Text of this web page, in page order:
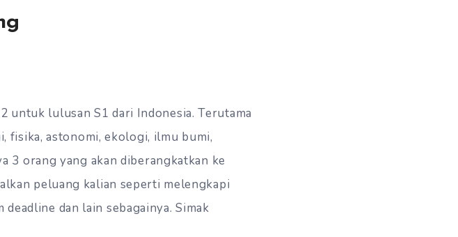
untuk lulusan S1 dari Indonesia. Terutama
fisika, astonomi, ekologi, ilmu bumi,
3 orang yang akan diberangkatkan ke
peluang kalian seperti melengkapi
dan lain sebagainya. Simak